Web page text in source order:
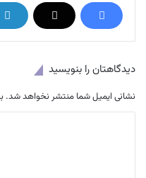
دیدگاهتان را بنویسید
نشانی ایمیل شما منتشر نخواهد شد.